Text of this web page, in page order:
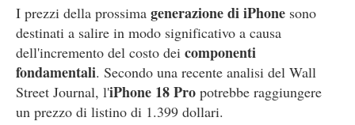
I prezzi della prossima generazione di iPhone sono
destinati a salire in modo significativo a causa
dell'incremento del costo dei componenti
fondamentali. Secondo una recente analisi del Wall
Street Journal, l'iPhone 18 Pro potrebbe raggiungere
un prezzo di listino di 1.399 dollari.